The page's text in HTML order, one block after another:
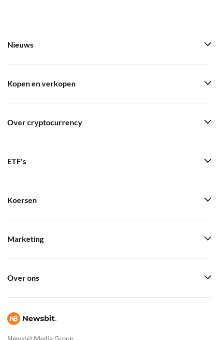
Newsbit Media Group
Nieuws
Kopen en verkopen
Over cryptocurrency
ETF's
Koersen
Marketing
Over ons